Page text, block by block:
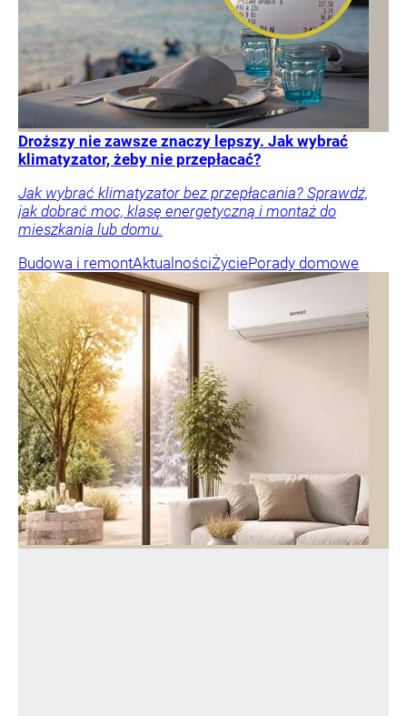
Droższy nie zawsze znaczy lepszy. Jak wybrać
klimatyzator, żeby nie przepłacać?
Jak wybrać klimatyzator bez przepłacania? Sprawdź,
jak dobrać moc, klasę energetyczną i montaż do
mieszkania lub domu.
Budowa i remontAktualnościŻyciePorady domowe